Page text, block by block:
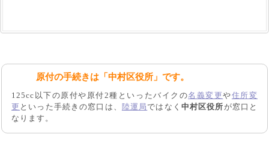
原付の手続きは「中村区役所」です。
125cc以下の原付や原付2種といったバイクの名義変更や住所変
更 といった手続きの窓口は、 陸運局ではなく 中村区役所 が窓口と
なります。